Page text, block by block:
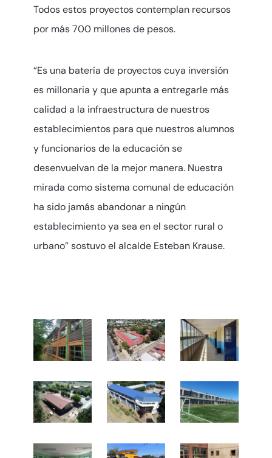
Todos estos proyectos contemplan recursos
por más 700 millones de pesos.
“Es una batería de proyectos cuya inversión
es millonaria y que apunta a entregarle más
calidad a la infraestructura de nuestros
establecimientos para que nuestros alumnos
y funcionarios de la educación se
desenvuelvan de la mejor manera. Nuestra
mirada como sistema comunal de educación
ha sido jamás abandonar a ningún
establecimiento ya sea en el sector rural o
urbano” sostuvo el alcalde Esteban Krause.